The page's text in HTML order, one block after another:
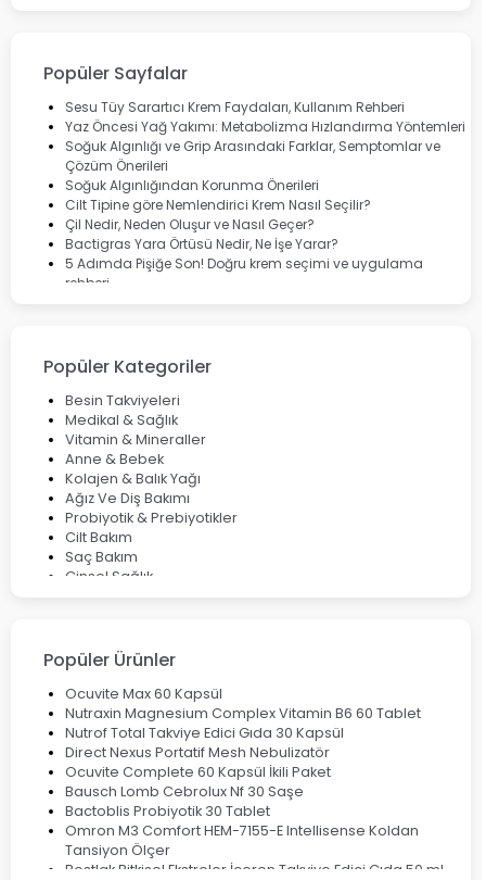
Lansinoh
Cebrolux
Dermoskin
Marvis
Rcfarma
Popüler Sayfalar
Sesu Tüy Sarartıcı Krem Faydaları, Kullanım Rehberi
Yaz Öncesi Yağ Yakımı: Metabolizma Hızlandırma Yöntemleri
Soğuk Algınlığı ve Grip Arasındaki Farklar, Semptomlar ve
Çözüm Önerileri
Soğuk Algınlığından Korunma Önerileri
Cilt Tipine göre Nemlendirici Krem Nasıl Seçilir?
Çil Nedir, Neden Oluşur ve Nasıl Geçer?
Bactigras Yara Örtüsü Nedir, Ne İşe Yarar?
5 Adımda Pişiğe Son! Doğru krem seçimi ve uygulama
rehberi
Çözüm Yolları
Bocavirüs Enfeksiyonu Hakkında Bilmeniz Gerekenler
Deep Flex Topraklama Matı Nedir? Detaylı Rehber
Mumiyo Nedir? Faydaları ve Kullanım Alanları Nelerdir?
Popüler Kategoriler
Besin Takviyeleri
Medikal & Sağlık
Vitamin & Mineraller
Anne & Bebek
Kolajen & Balık Yağı
Ağız Ve Diş Bakımı
Probiyotik & Prebiyotikler
Cilt Bakım
Saç Bakım
Cinsel Sağlık
Popüler Ürünler
Ocuvite Max 60 Kapsül
Nutraxin Magnesium Complex Vitamin B6 60 Tablet
Nutrof Total Takviye Edici Gıda 30 Kapsül
Direct Nexus Portatif Mesh Nebulizatör
Ocuvite Complete 60 Kapsül İkili Paket
Bausch Lomb Cebrolux Nf 30 Saşe
Bactoblis Probiyotik 30 Tablet
Omron M3 Comfort HEM-7155-E Intellisense Koldan
Tansiyon Ölçer
Bestlak Bitkisel Ekstreler İçeren Takviye Edici Gıda 50 ml